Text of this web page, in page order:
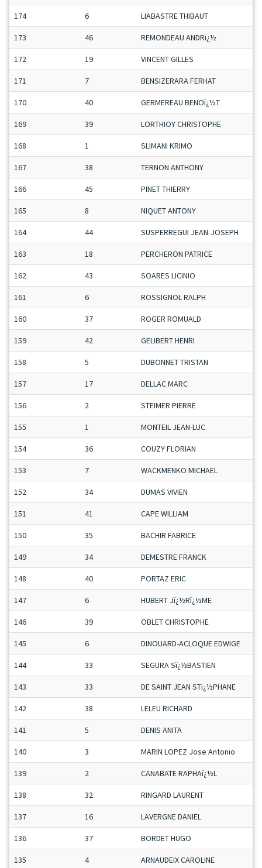
174 6 LIABASTRE THIBAUT
173 46 REMONDEAU ANDRï¿½
172 19 VINCENT GILLES
171 7 BENSIZERARA FERHAT
170 40 GERMEREAU BENOï¿½T
169 39 LORTHIOY CHRISTOPHE
168 1 SLIMANI KRIMO
167 38 TERNON ANTHONY
166 45 PINET THIERRY
165 8 NIQUET ANTONY
164 44 SUSPERREGUI JEAN-JOSEPH
163 18 PERCHERON PATRICE
162 43 SOARES LICINIO
161 6 ROSSIGNOL RALPH
160 37 ROGER ROMUALD
159 42 GELIBERT HENRI
158 5 DUBONNET TRISTAN
157 17 DELLAC MARC
156 2 STEIMER PIERRE
155 1 MONTEIL JEAN-LUC
154 36 COUZY FLORIAN
153 7 WACKMENKO MICHAEL
152 34 DUMAS VIVIEN
151 41 CAPE WILLIAM
150 35 BACHIR FABRICE
149 34 DEMESTRE FRANCK
148 40 PORTAZ ERIC
147 6 HUBERT Jï¿½Rï¿½ME
146 39 OBLET CHRISTOPHE
145 6 DINOUARD-ACLOQUE EDWIGE
144 33 SEGURA Sï¿½BASTIEN
143 33 DE SAINT JEAN STï¿½PHANE
142 38 LELEU RICHARD
141 5 DENIS ANITA
140 3 MARIN LOPEZ Jose Antonio
139 2 CANABATE RAPHAï¿½L
138 32 RINGARD LAURENT
137 16 LAVERGNE DANIEL
136 37 BORDET HUGO
135 4 ARNAUDEIX CAROLINE